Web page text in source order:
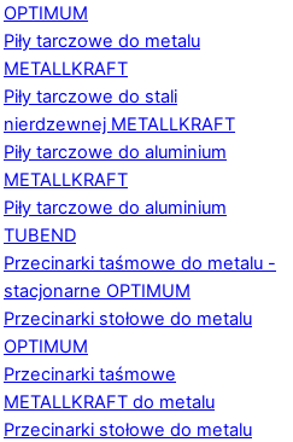
OPTIMUM
Piły tarczowe do metalu
METALLKRAFT
Piły tarczowe do stali
nierdzewnej METALLKRAFT
Piły tarczowe do aluminium
METALLKRAFT
Piły tarczowe do aluminium
TUBEND
Przecinarki taśmowe do metalu -
stacjonarne OPTIMUM
Przecinarki stołowe do metalu
OPTIMUM
Przecinarki taśmowe
METALLKRAFT do metalu
Przecinarki stołowe do metalu